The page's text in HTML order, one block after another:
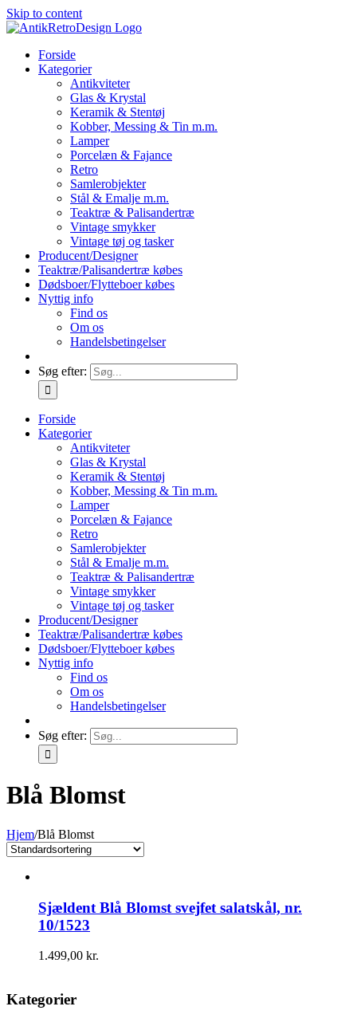
Skip to content
Forside
Kategorier
Antikviteter
Glas & Krystal
Keramik & Stentøj
Kobber, Messing & Tin m.m.
Lamper
Porcelæn & Fajance
Retro
Samlerobjekter
Stål & Emalje m.m.
Teaktræ & Palisandertræ
Vintage smykker
Vintage tøj og tasker
Producent/Designer
Teaktræ/Palisandertræ købes
Dødsboer/Flytteboer købes
Nyttig info
Find os
Om os
Handelsbetingelser
Søg efter:
Forside
Kategorier
Antikviteter
Glas & Krystal
Keramik & Stentøj
Kobber, Messing & Tin m.m.
Lamper
Porcelæn & Fajance
Retro
Samlerobjekter
Stål & Emalje m.m.
Teaktræ & Palisandertræ
Vintage smykker
Vintage tøj og tasker
Producent/Designer
Teaktræ/Palisandertræ købes
Dødsboer/Flytteboer købes
Nyttig info
Find os
Om os
Handelsbetingelser
Søg efter:
Blå Blomst
Hjem/Blå Blomst
Sjældent Blå Blomst svejfet salatskål, nr.
10/1523
1.499,00 kr.
Kategorier